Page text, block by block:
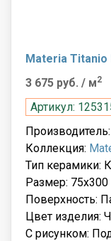
Materia Titanio
3 675 руб. / м2
Артикул:
Производитель:
Коллекция:
Тип керамики:
Размер: 75x300
Поверхность:
Цвет изделия:
С рисунком: